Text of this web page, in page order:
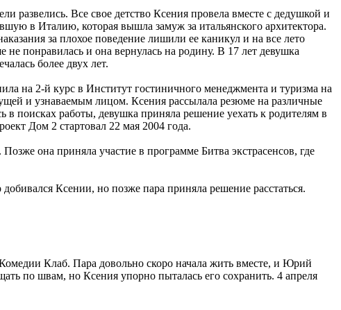
развелись. Все свое детство Ксения провела вместе с дедушкой и
в Италию, которая вышла замуж за итальянского архитектора.
за плохое поведение лишили ее каникул и на все лето
понравилась и она вернулась на родину. В 17 лет девушка
более двух лет.
на 2-й курс в Институт гостиничного менеджмента и туризма на
и узнаваемым лицом. Ксения рассылала резюме на различные
поисках работы, девушка приняла решение уехать к родителям в
Дом 2 стартовал 22 мая 2004 года.
она приняла участие в программе Битва экстрасенсов, где
Ксении, но позже пара приняла решение расстаться.
Клаб. Пара довольно скоро начала жить вместе, и Юрий
по швам, но Ксения упорно пыталась его сохранить. 4 апреля